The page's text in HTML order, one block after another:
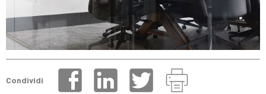
Condividi